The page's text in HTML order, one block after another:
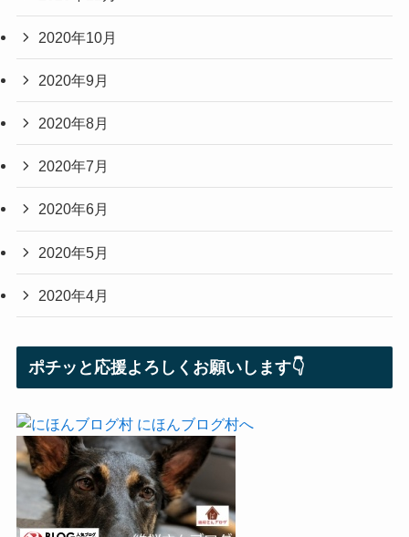
2020年10月
2020年9月
2020年8月
2020年7月
2020年6月
2020年5月
2020年4月
ポチッと応援よろしくお願いします👇